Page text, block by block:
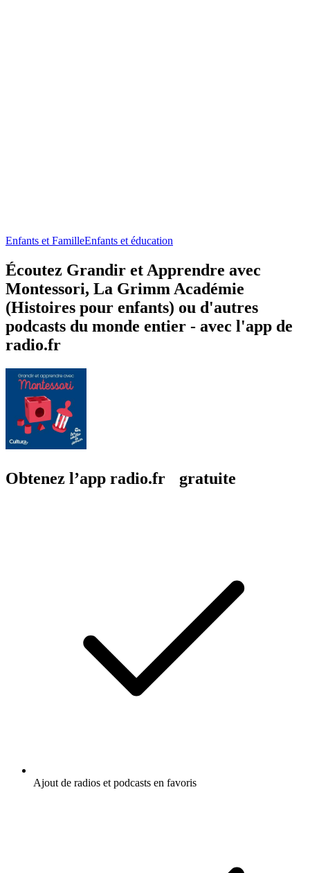
Enfants et FamilleEnfants et éducation
Écoutez Grandir et Apprendre avec
Montessori, La Grimm Académie
(Histoires pour enfants) ou d'autres
podcasts du monde entier - avec l'app de
radio.fr
Obtenez l’app radio.fr gratuite
Ajout de radios et podcasts en favoris